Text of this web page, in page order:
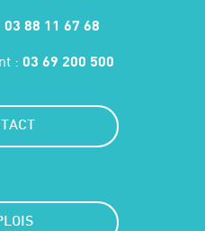
03 88 11 67 68
: 03 69 200 500